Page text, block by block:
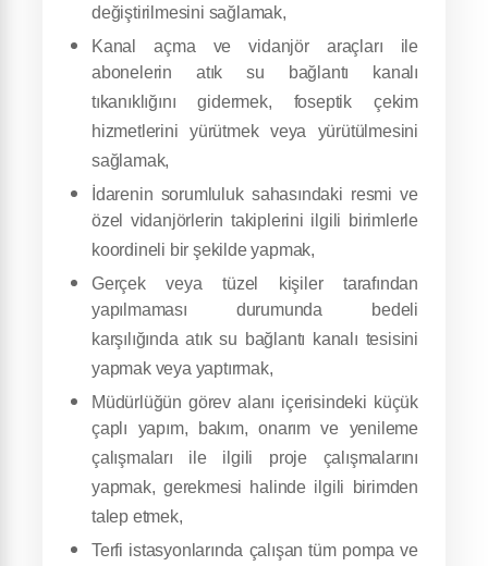
değiştirilmesini sağlamak,
Kanal açma ve vidanjör araçları ile
abonelerin atık su bağlantı kanalı
tıkanıklığını gidermek, foseptik çekim
hizmetlerini yürütmek veya yürütülmesini
sağlamak,
İdarenin sorumluluk sahasındaki resmi ve
özel vidanjörlerin takiplerini ilgili birimlerle
koordineli bir şekilde yapmak,
Gerçek veya tüzel kişiler tarafından
yapılmaması durumunda bedeli
karşılığında atık su bağlantı kanalı tesisini
yapmak veya yaptırmak,
Müdürlüğün görev alanı içerisindeki küçük
çaplı yapım, bakım, onarım ve yenileme
çalışmaları ile ilgili proje çalışmalarını
yapmak, gerekmesi halinde ilgili birimden
talep etmek,
Terfi istasyonlarında çalışan tüm pompa ve